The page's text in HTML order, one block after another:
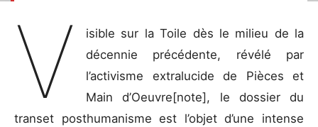
V
isible sur la Toile dès le milieu de la
décennie précédente, révélé par
l’activisme extralucide de Pièces et
Main d’Oeuvre[note], le dossier du
transet posthumanisme est l’objet d’une intense